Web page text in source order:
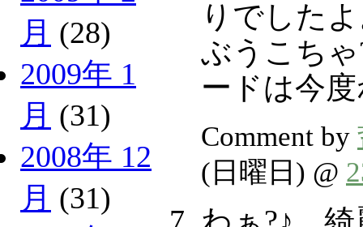
月 (28)
2009年 1
月 (31)
2008年 12
月 (31)
りでした
ぶうこち
ードは今
Comment by
(日曜日) @